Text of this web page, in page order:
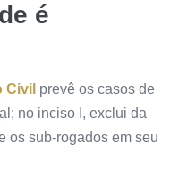
é
Civil prevê os casos de
no inciso I, exclui da
os sub-rogados em seu